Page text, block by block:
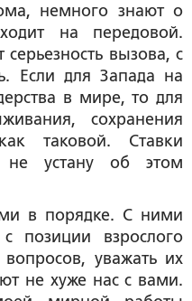
немного знают о
на передовой.
вызова, с
Если для Запада на
в мире, то для
сохранения
таковой. Ставки
не устану об этом
в порядке. С ними
позиции взрослого
уважать их
не хуже нас с вами.